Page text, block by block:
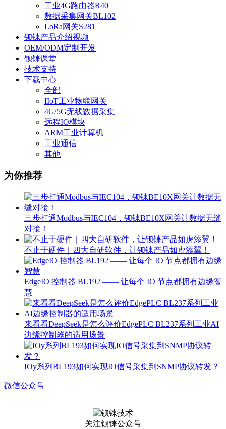
工业4G路由器R40
数据采集网关BL102
LoRa网关S281
钡铼产品介绍视频
OEM/ODM定制开发
钡铼课堂
技术支持
下载中心
全部
IIoT工业物联网关
4G/5G无线数据采集
远程IO模块
ARM工业计算机
工业通信
其他
为你推荐
三步打通Modbus与IEC104，钡铼BE10X网关让数据无缝
对接！
不止于硬件｜四大自研软件，让钡铼产品如虎添翼！
EdgeIO 控制器 BL192 —— 让每个 IO 节点都拥有边缘智
慧
来看看DeepSeek是怎么评价EdgePLC BL237系列工业AI
边缘控制器的适用场景
IOy系列BL193如何实现IO信号采集到SNMP协议转发？
微信公众号
关注钡铼公众号